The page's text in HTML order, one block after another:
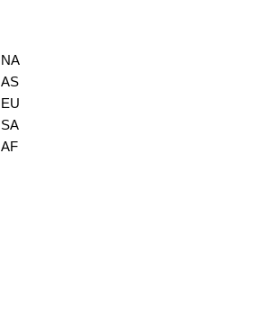
NA
AS
EU
SA
AF